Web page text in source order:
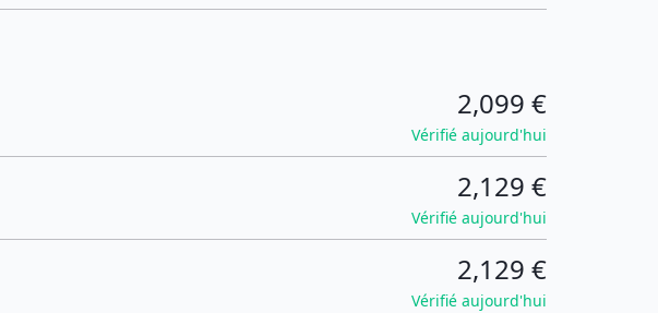
2,099 €
Vérifié aujourd'hui
2,129 €
Vérifié aujourd'hui
2,129 €
Vérifié aujourd'hui